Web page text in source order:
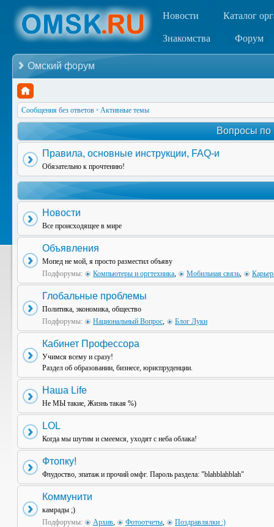
Новости Каталог
Знакомства Форум
Омский форум
Сообщения без ответов • Активные темы
Вопросы по
Правила, основные инструкции, FAQ-и
Обязательно к прочтению!
Новости
Все происходящее в мире
Объявления
Мопед не мой, я просто разместил объяву
Подфорумы:
Компьютеры и оргтехника, Мобильная связь,
Глобальные проблемы
Политика, экономика, общество
Подфорумы:
Национальный Вопрос, Блог Луки
Кабинет Профессора
Учимся всему и сразу!
Раздел об образовании, бизнесе, юриспруденции.
Наша Life
Не МЫ такие, Жизнь такая %)
LOL
Когда мы шутим и смеемся, уходят с неба облака!
Фтопку!
Флудоство, эпатаж и прочий омфг. Пароль раздела: "blahblahblah"
Коммунити
камрады ;)
Подфорумы:
Архив, Фотоотчеты, Поздравлялки :)